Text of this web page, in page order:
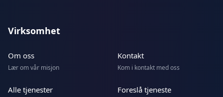
Virksomhet
Om oss
Lær om vår misjon
Kontakt
Kom i kontakt med oss
Alle tjenester Foreslå tjeneste